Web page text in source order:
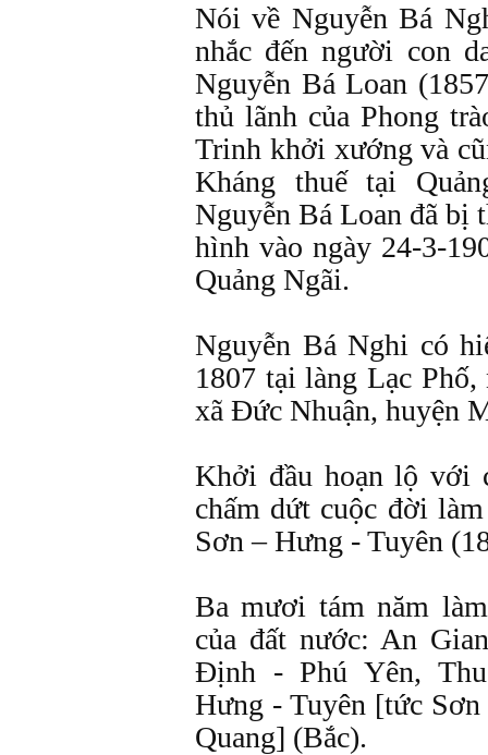
Nói về Nguyễn Bá
nhắc đến người con
Nguyễn Bá Loan
thủ lãnh của Phong
Trinh khởi xướng và
Kháng thuế tại
Nguyễn Bá Loan đã bị
hình vào ngày 24-3-
Quảng Ngãi.
Nguyễn Bá Nghi có
1807 tại làng Lạc
xã Ðức Nhuận, huyện
Khởi đầu hoạn lộ với
chấm dứt cuộc đời
Sơn – Hưng - Tuyên
Ba mươi tám năm
của đất nước: An
Ðịnh - Phú Yên,
Hưng - Tuyên [tức
Quang] (Bắc).